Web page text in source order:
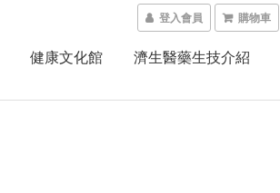
登入會員 購物車
健康文化館 濟生醫藥生技介紹